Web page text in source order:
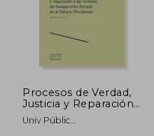
10%
Procesos de Verdad,
Justicia y Reparación
a las Víctimas de
Desaparición Forzada
Univ Públic